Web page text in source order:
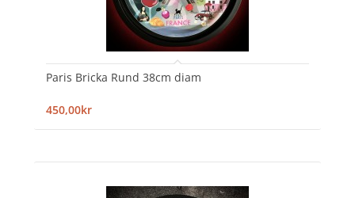
Paris Bricka Rund 38cm diam
450,00kr